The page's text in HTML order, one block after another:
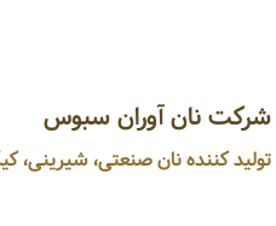
شرکت نان آوران سبوس
تولید کننده نان صنعتی، شیرینی،